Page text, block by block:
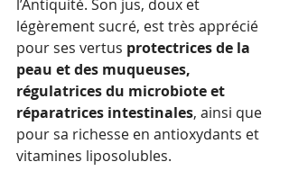
l’Antiquité. Son jus, doux et
légèrement sucré, est très apprécié
pour ses vertus protectrices de la
peau et des muqueuses,
régulatrices du microbiote et
réparatrices intestinales, ainsi que
pour sa richesse en antioxydants et
vitamines liposolubles.